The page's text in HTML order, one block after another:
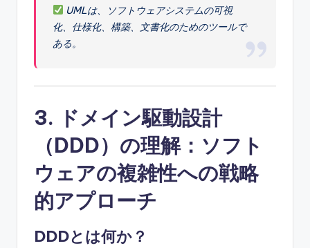
UMLは、ソフトウェアシステムの可視
化、仕様化、構築、文書化のためのツールで
ある。
3. ドメイン駆動設計
（DDD）の理解：ソフト
ウェアの複雑性への戦略
的アプローチ
DDDとは何か？